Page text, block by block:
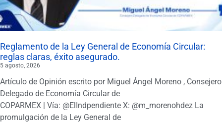
Reglamento de la Ley General de Economía Circular:
reglas claras, éxito asegurado.
5 agosto, 2026
Artículo de Opinión escrito por Miguel Ángel Moreno , Consejero
Delegado de Economía Circular de
COPARMEX | Vía: @ElIndpendiente X: @m_morenohdez La
promulgación de la Ley General de